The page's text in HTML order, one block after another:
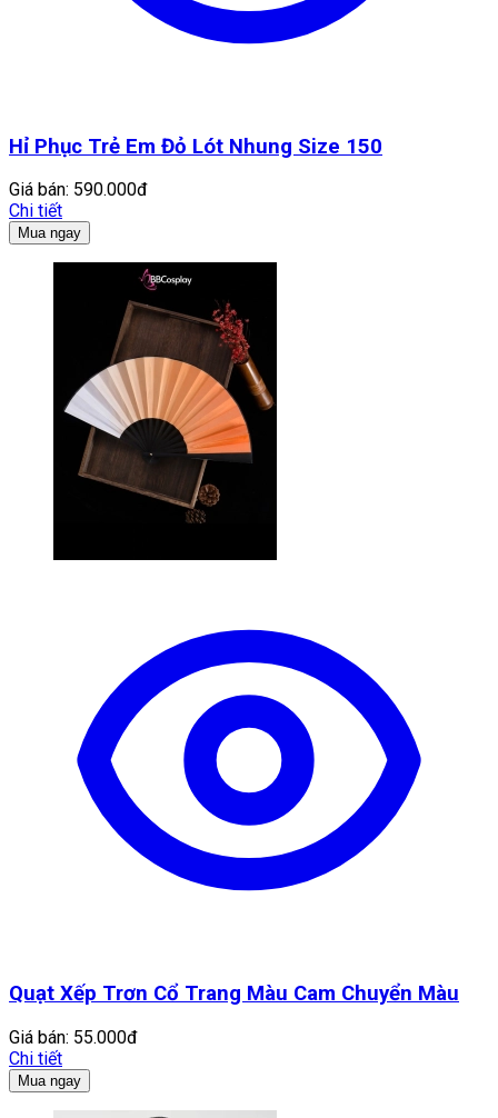
Hỉ Phục Trẻ Em Đỏ Lót Nhung Size 150
Giá bán: 590.000đ
Chi tiết
Mua ngay
Quạt Xếp Trơn Cổ Trang Màu Cam Chuyển Màu
Giá bán: 55.000đ
Chi tiết
Mua ngay